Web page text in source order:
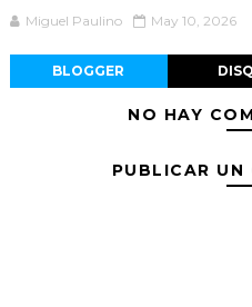
Miguel Paulino May 10, 2026
BLOGGER
NO HAY
PUBLICAR UN